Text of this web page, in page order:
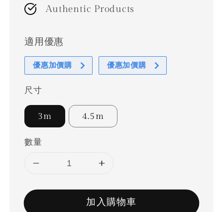
Authentic Products
適用優惠
優惠加價購 優惠加價購
尺寸
3m 4.5m
數量
加入購物車